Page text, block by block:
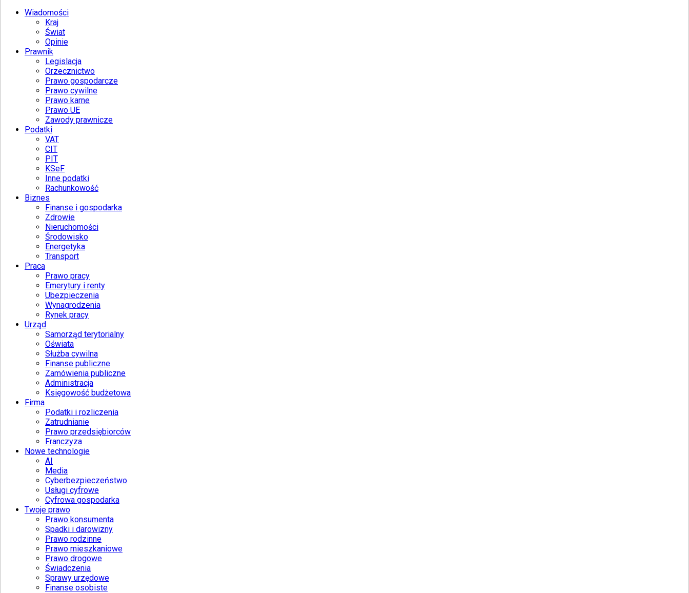
Wiadomości
Kraj
Świat
Opinie
Prawnik
Legislacja
Orzecznictwo
Prawo gospodarcze
Prawo cywilne
Prawo karne
Prawo UE
Zawody prawnicze
Podatki
VAT
CIT
PIT
KSeF
Inne podatki
Rachunkowość
Biznes
Finanse i gospodarka
Zdrowie
Nieruchomości
Środowisko
Energetyka
Transport
Praca
Prawo pracy
Emerytury i renty
Ubezpieczenia
Wynagrodzenia
Rynek pracy
Urząd
Samorząd terytorialny
Oświata
Służba cywilna
Finanse publiczne
Zamówienia publiczne
Administracja
Księgowość budżetowa
Firma
Podatki i rozliczenia
Zatrudnianie
Prawo przedsiębiorców
Franczyza
Nowe technologie
AI
Media
Cyberbezpieczeństwo
Usługi cyfrowe
Cyfrowa gospodarka
Twoje prawo
Prawo konsumenta
Spadki i darowizny
Prawo rodzinne
Prawo mieszkaniowe
Prawo drogowe
Świadczenia
Sprawy urzędowe
Finanse osobiste